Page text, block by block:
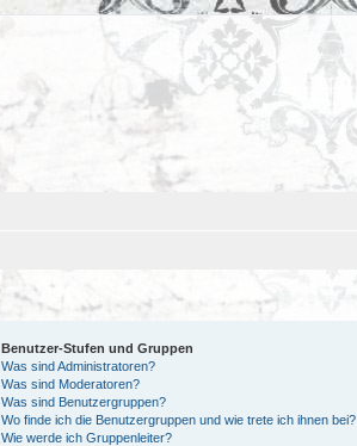
Benutzer-Stufen und Gruppen
Was sind Administratoren?
Was sind Moderatoren?
Was sind Benutzergruppen?
Wo finde ich die Benutzergruppen und wie trete ich ihnen bei?
Wie werde ich Gruppenleiter?